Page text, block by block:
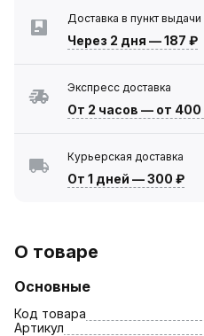
Доставка в пункт выдачи
Через 2 дня —187 ₽
Экспресс доставка
От 2 часов — от 400
Курьерская доставка
От 1 дней —300 ₽
О товаре
Основные
Код товара
Артикул